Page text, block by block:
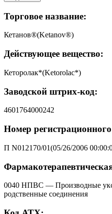
Торговое название:
Кетанов®(Ketanov®)
Действующее вещество:
Кеторолак*(Ketorolac*)
Заводской штрих-код:
4601764000242
Номер регистрационного
П N012170/01(05/26/2006
0040 НПВС — Производные
родственные соединения